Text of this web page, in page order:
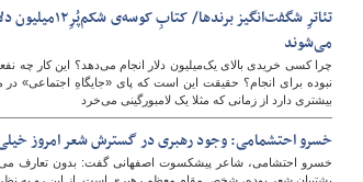
تئاترِ
می‌شوند
چرا کسی خریدی بالای یک‌میلیون دلار انجام می‌دهد؟ این کار چه
نبوده برای انجام؟ حقیقت این است که پای «جایگاهِ اجتماعی»
بیشتری دارد از زمانی که مثلا یک لامبورگینی می‌خرد
خسرو احتشمامی: وجود رهبری در گسترش شعر امروز